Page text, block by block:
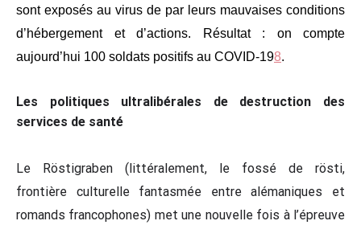
sont exposés au virus de par leurs mauvaises conditions
d’hébergement et d’actions. Résultat : on compte
aujourd’hui 100 soldats positifs au COVID-198.
Les politiques ultralibérales de destruction des
services de santé
Le Röstigraben (littéralement, le fossé de rösti,
frontière culturelle fantasmée entre alémaniques et
romands francophones) met une nouvelle fois à l’épreuve